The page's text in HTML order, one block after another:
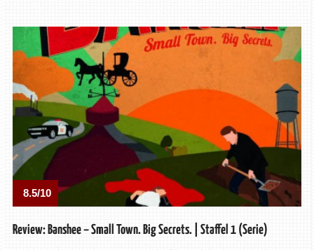
8.5/10
Review: Banshee – Small Town. Big Secrets. | Staffel 1 (Serie)